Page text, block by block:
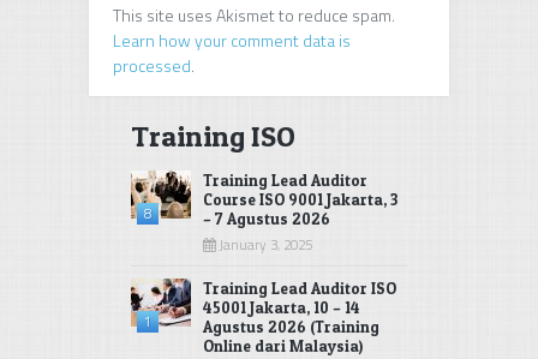
This site uses Akismet to reduce spam.
Learn how your comment data is
processed.
Training ISO
8
Training Lead Auditor
Course ISO 9001 Jakarta, 3
– 7 Agustus 2026
January 3, 2025
1
Training Lead Auditor ISO
45001 Jakarta, 10 – 14
Agustus 2026 (Training
Online dari Malaysia)